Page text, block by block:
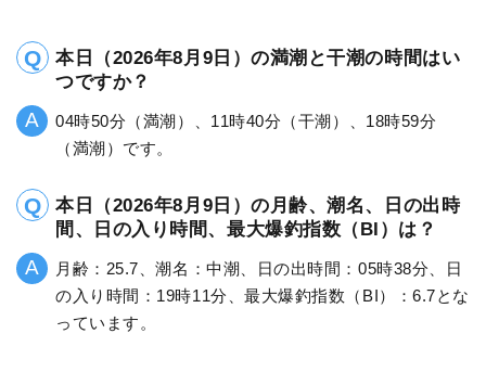
本日（2026年8月9日）の満潮と干潮の時間はい
つですか？
04時50分（満潮）、11時40分（干潮）、18時59分
（満潮）です。
本日（2026年8月9日）の月齢、潮名、日の出時
間、日の入り時間、最大爆釣指数（BI）は？
月齢：25.7、潮名：中潮、日の出時間：05時38分、日
の入り時間：19時11分、最大爆釣指数（BI）：6.7とな
っています。